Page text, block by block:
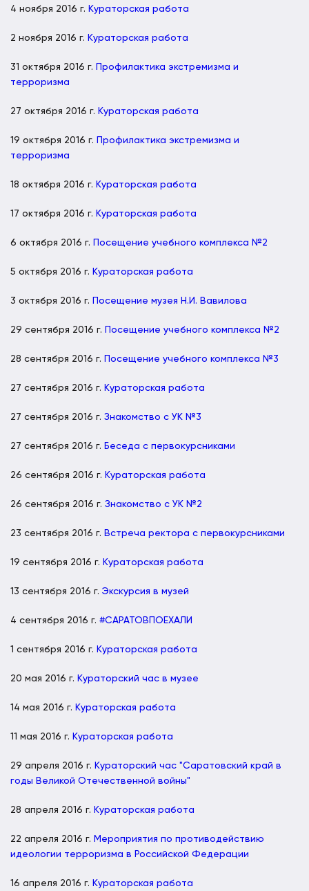
4 ноября 2016 г. Кураторская работа
2 ноября 2016 г. Кураторская работа
31 октября 2016 г. Профилактика экстремизма и
терроризма
27 октября 2016 г. Кураторская работа
19 октября 2016 г. Профилактика экстремизма и
терроризма
18 октября 2016 г. Кураторская работа
17 октября 2016 г. Кураторская работа
6 октября 2016 г. Посещение учебного комплекса №2
5 октября 2016 г. Кураторская работа
3 октября 2016 г. Посещение музея Н.И. Вавилова
29 сентября 2016 г. Посещение учебного комплекса №2
28 сентября 2016 г. Посещение учебного комплекса №3
27 сентября 2016 г. Кураторская работа
27 сентября 2016 г. Знакомство с УК №3
27 сентября 2016 г. Беседа с первокурсниками
26 сентября 2016 г. Кураторская работа
26 сентября 2016 г. Знакомство с УК №2
23 сентября 2016 г. Встреча ректора с первокурсниками
19 сентября 2016 г. Кураторская работа
13 сентября 2016 г. Экскурсия в музей
4 сентября 2016 г. #САРАТОВПОЕХАЛИ
1 сентября 2016 г. Кураторская работа
20 мая 2016 г. Кураторский час в музее
14 мая 2016 г. Кураторская работа
11 мая 2016 г. Кураторская работа
29 апреля 2016 г. Кураторский час "Саратовский край в
годы Великой Отечественной войны"
28 апреля 2016 г. Кураторская работа
22 апреля 2016 г. Мероприятия по противодействию
идеологии терроризма в Российской Федерации
16 апреля 2016 г. Кураторская работа